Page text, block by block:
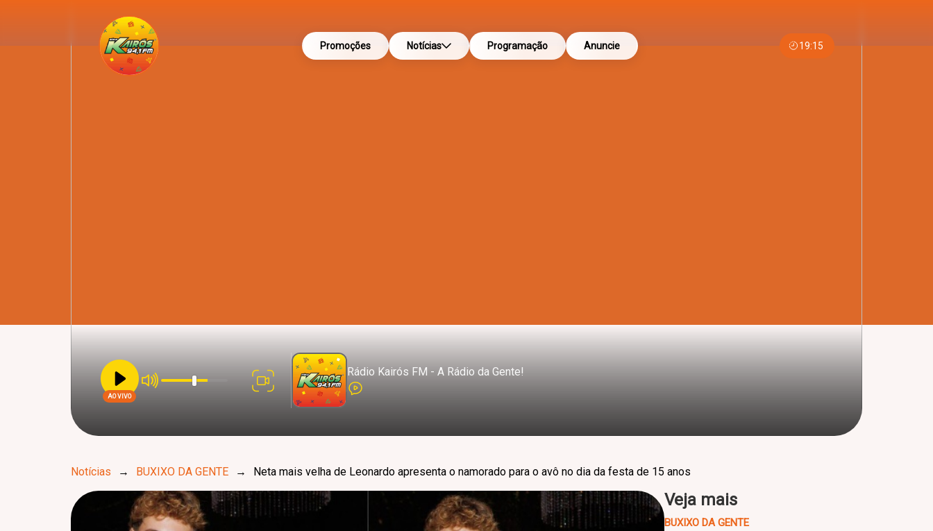
Promoções Notícias Programação Anuncie 19:15
AO VIVO
Rádio Kairós FM - A Rádio da Gente!
Notícias → BUXIXO DA GENTE → Neta mais velha de Leonardo apresenta o namorado para o avô no dia da festa de 15 anos
Veja mais
BUXIXO DA GENTE